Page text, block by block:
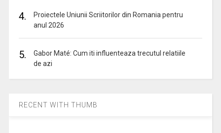
4.
Proiectele Uniunii Scriitorilor din Romania pentru
anul 2026
5.
Gabor Maté: Cum iti influenteaza trecutul relatiile
de azi
RECENT WITH THUMB